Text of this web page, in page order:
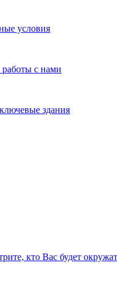
условия
с нами
здания
кто Вас будет